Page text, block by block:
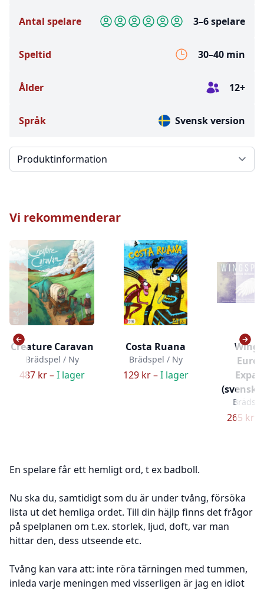
Antal spelare 3–6 spelare
Speltid 30–40 min
Ålder 12+
Språk Svensk version
Välj en flik
Vi rekommenderar
Creature Caravan
Brädspel / Ny
487 kr –I lager
Costa Ruana
Brädspel / Ny
129 kr –I lager
(svensk
265 kr –
En spelare får ett hemligt ord, t ex badboll.
Nu ska du, samtidigt som du är under tvång, försöka
lista ut det hemliga ordet. Till din häjlp finns det frågor
på spelplanen om t.ex. storlek, ljud, doft, var man
hittar den, dess utseende etc.
Tvång kan vara att: inte röra tärningen med tummen,
inleda varje meningen med visserligen är jag en idiot